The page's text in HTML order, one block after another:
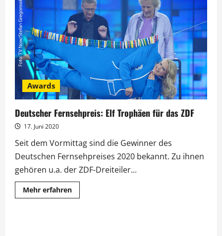
Müller-
Hohenstein
war
das
„Schwein“
Awards
Deutscher Fernsehpreis: Elf Trophäen für das ZDF
17. Juni 2020
Seit dem Vormittag sind die Gewinner des
Deutschen Fernsehpreises 2020 bekannt. Zu ihnen
gehören u.a. der ZDF-Dreiteiler...
Mehr erfahrenMehr
Informationen